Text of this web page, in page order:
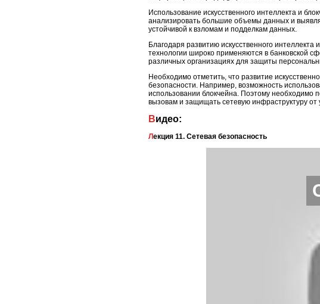
Использование искусственного интеллекта и
анализировать большие объемы данных и
устойчивой к взломам и подделкам данных.
Благодаря развитию искусственного
технологии широко применяются в банковской
различных организациях для защиты
Необходимо отметить, что развитие
безопасности. Например, возможность
использовании блокчейна. Поэтому необходимо
вызовам и защищать сетевую инфраструктуру от
Видео:
Лекция 11. Сетевая безопасность